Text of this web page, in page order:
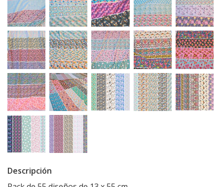
Descripción